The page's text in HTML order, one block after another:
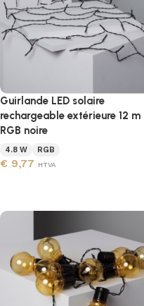
Guirlande LED solaire
rechargeable extérieure 12 m
RGB noire
4.8 W RGB
€9,77 HTVA